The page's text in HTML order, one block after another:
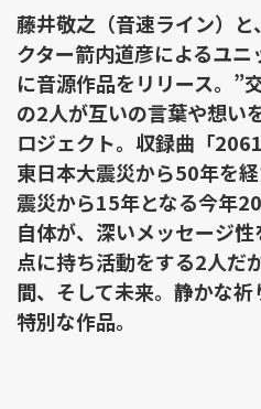
藤井敬之（音速ライン）
クター箭内道彦によるユ
に音源作品をリリース。”
の2人が互いの言葉や想い
ロジェクト。収録曲「
東日本大震災から50年を経
震災から15年となる今年
自体が、深いメッセージ
点に持ち活動をする2人だ
間、そして未来。静かな
特別な作品。